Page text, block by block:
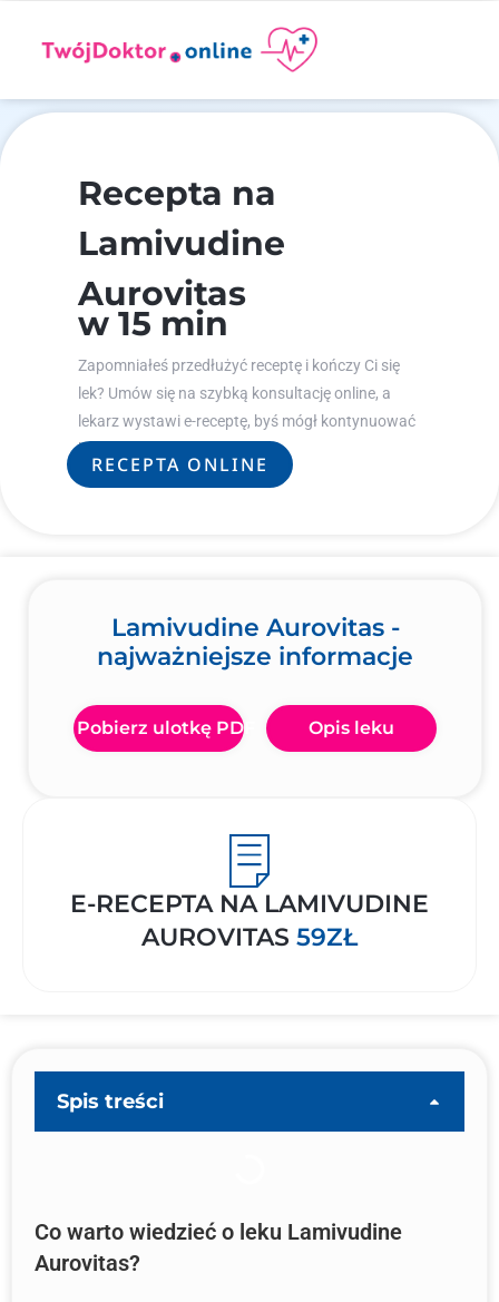
Recepta na
Lamivudine
Aurovitas
w 15 min
Zapomniałeś przedłużyć receptę i kończy Ci się
lek? Umów się na szybką konsultację online, a
lekarz wystawi e-receptę, byś mógł kontynuować
leczenie.
RECEPTA ONLINE
Lamivudine Aurovitas -
najważniejsze informacje
Pobierz ulotkę PDF Opis leku
E-RECEPTA NA LAMIVUDINE
AUROVITAS 59ZŁ
Spis treści
Co warto wiedzieć o leku Lamivudine
Aurovitas?